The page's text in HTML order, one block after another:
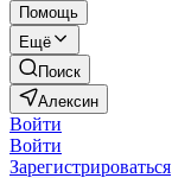
Помощь
Ещё
Поиск
Алексин
Войти
Войти
Зарегистрироваться